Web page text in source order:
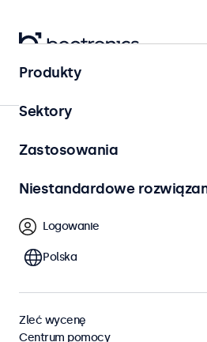
Kontrola dostępu
Ekrany do kontroli
Produkty
Sektory
Zastosowania
Niestandardowe
Logowanie
Polska
Zleć wycenę
Centrum pomocy